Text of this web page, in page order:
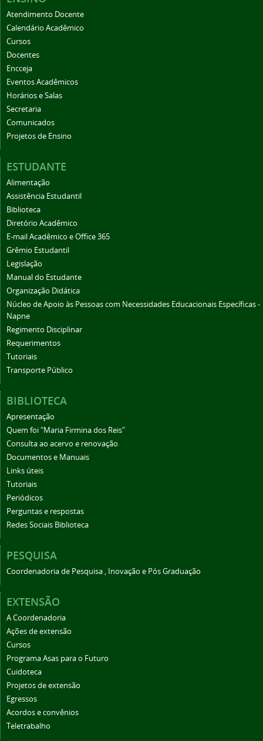
Atendimento Docente
Calendário Acadêmico
Cursos
Docentes
Encceja
Eventos Acadêmicos
Horários e Salas
Secretaria
Comunicados
Projetos de Ensino
ESTUDANTE
Alimentação
Assistência Estudantil
Biblioteca
Diretório Acadêmico
E-mail Acadêmico e Office 365
Grêmio Estudantil
Legislação
Manual do Estudante
Organização Didática
Núcleo de Apoio às Pessoas com Necessidades Educacionais Específicas -
Napne
Regimento Disciplinar
Requerimentos
Tutoriais
Transporte Público
BIBLIOTECA
Apresentação
Quem foi "Maria Firmina dos Reis"
Consulta ao acervo e renovação
Documentos e Manuais
Links úteis
Tutoriais
Periódicos
Perguntas e respostas
Redes Sociais Biblioteca
PESQUISA
Coordenadoria de Pesquisa , Inovação e Pós Graduação
EXTENSÃO
A Coordenadoria
Ações de extensão
Cursos
Programa Asas para o Futuro
Cuidoteca
Projetos de extensão
Egressos
Acordos e convênios
Teletrabalho